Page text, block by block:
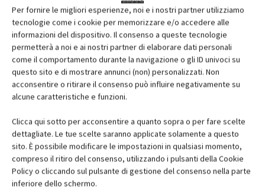
Per fornire le migliori esperienze, noi e i nostri partner utilizziamo
tecnologie come i cookie per memorizzare e/o accedere alle
informazioni del dispositivo. Il consenso a queste tecnologie
permetterà a noi e ai nostri partner di elaborare dati personali
come il comportamento durante la navigazione o gli ID univoci su
questo sito e di mostrare annunci (non) personalizzati. Non
acconsentire o ritirare il consenso può influire negativamente su
alcune caratteristiche e funzioni.
Clicca qui sotto per acconsentire a quanto sopra o per fare scelte
dettagliate. Le tue scelte saranno applicate solamente a questo
sito. È possibile modificare le impostazioni in qualsiasi momento,
compreso il ritiro del consenso, utilizzando i pulsanti della Cookie
Policy o cliccando sul pulsante di gestione del consenso nella parte
inferiore dello schermo.
Edicola web
Iscriviti alla newsletter
EVENTI